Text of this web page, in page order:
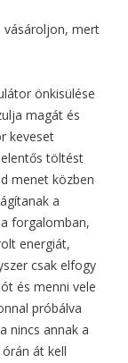
vásároljon, mert
önkisülése
magát és
keveset
töltést
menet közben
a
forgalomban,
energiát,
csak elfogy
és menni vele
próbálva
nincs annak a
át kell